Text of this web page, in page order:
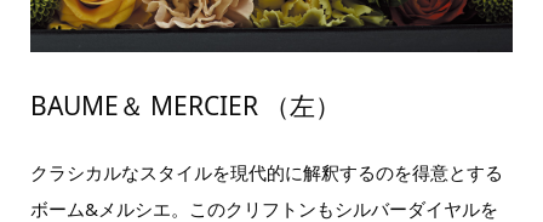
BAUME＆ MERCIER （左）
クラシカルなスタイルを現代的に解釈するのを得意とする
ボーム&メルシエ。このクリフトンもシルバーダイヤルを